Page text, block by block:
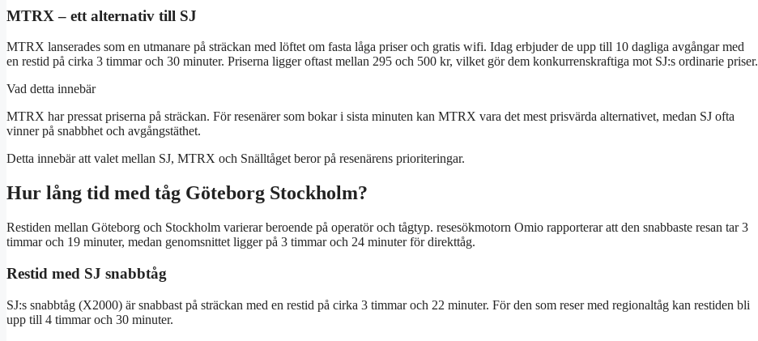
MTRX – ett alternativ till SJ
MTRX lanserades som en utmanare på sträckan med löftet om fasta låga priser och gratis wifi. Idag erbjuder de upp till 10 dagliga avgångar med
en restid på cirka 3 timmar och 30 minuter. Priserna ligger oftast mellan 295 och 500 kr, vilket gör dem konkurrenskraftiga mot SJ:s ordinarie priser.
Vad detta innebär
MTRX har pressat priserna på sträckan. För resenärer som bokar i sista minuten kan MTRX vara det mest prisvärda alternativet, medan SJ ofta
vinner på snabbhet och avgångstäthet.
Detta innebär att valet mellan SJ, MTRX och Snälltåget beror på resenärens prioriteringar.
Hur lång tid med tåg Göteborg Stockholm?
Restiden mellan Göteborg och Stockholm varierar beroende på operatör och tågtyp. resesökmotorn Omio rapporterar att den snabbaste resan tar 3
timmar och 19 minuter, medan genomsnittet ligger på 3 timmar och 24 minuter för direkttåg.
Restid med SJ snabbtåg
SJ:s snabbtåg (X2000) är snabbast på sträckan med en restid på cirka 3 timmar och 22 minuter. För den som reser med regionaltåg kan restiden bli
upp till 4 timmar och 30 minuter.